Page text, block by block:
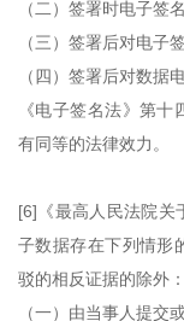
（二）签署时电子签
（三）签署后对电子
（四）签署后对数据
《电子签名法》第
有同等的法律效力。
[6]《最高人民法院
子数据存在下列情形
驳的相反证据的除外：
（一）由当事人提交